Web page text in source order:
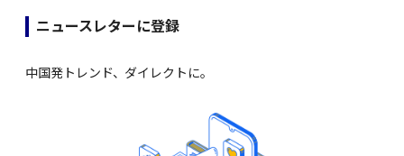
ニュースレターに登録
中国発トレンド、ダイレクトに。